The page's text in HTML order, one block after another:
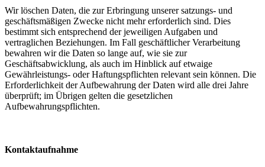
Wir löschen Daten, die zur Erbringung unserer satzungs- und
geschäftsmäßigen Zwecke nicht mehr erforderlich sind. Dies
bestimmt sich entsprechend der jeweiligen Aufgaben und
vertraglichen Beziehungen. Im Fall geschäftlicher Verarbeitung
bewahren wir die Daten so lange auf, wie sie zur
Geschäftsabwicklung, als auch im Hinblick auf etwaige
Gewährleistungs- oder Haftungspflichten relevant sein können. Die
Erforderlichkeit der Aufbewahrung der Daten wird alle drei Jahre
überprüft; im Übrigen gelten die gesetzlichen
Aufbewahrungspflichten.
Kontaktaufnahme